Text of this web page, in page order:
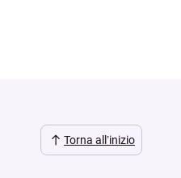
Torna all’inizio